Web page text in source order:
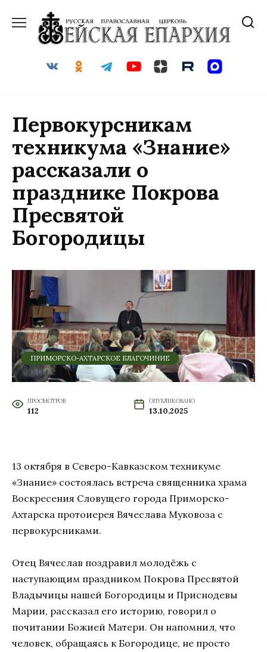
содержанию
Первокурсникам
техникума «Знание»
рассказали о
празднике Покрова
Пресвятой
Богородицы
ПРИМОРСКО-АХТАРСКОЕ БЛАГОЧИНИЕ
ПРОСМОТРОВ
112
ОПУБЛИКОВАНО
13.10.2025
13 октября в Северо-Кавказском техникуме
«Знание» состоялась встреча священника храма
Воскресения Словущего города Приморско-
Ахтарска протоиерея Вячеслава Муковоза с
первокурсниками.
Отец Вячеслав поздравил молодёжь с
наступающим праздником Покрова Пресвятой
Владычицы нашей Богородицы и Приснодевы
Марии, рассказал его историю, говорил о
почитании Божией Матери. Он напомнил, что
человек, обращаясь к Богородице, не просто